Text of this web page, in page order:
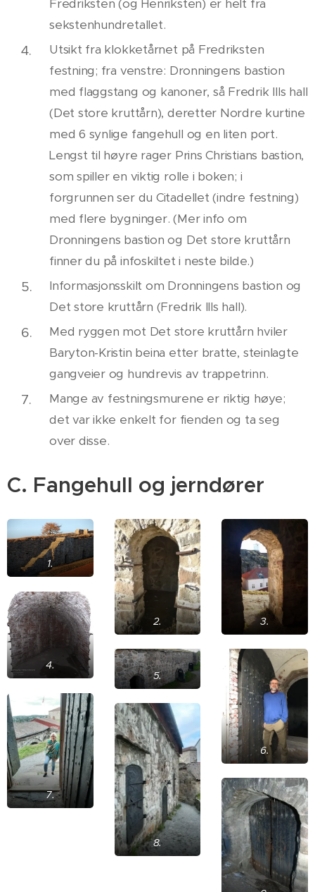
Fredriksten (og Henriksten) er helt fra
sekstenhundretallet.
Utsikt fra klokketårnet på Fredriksten
festning; fra venstre: Dronningens bastion
med flaggstang og kanoner, så Fredrik IIIs hall
(Det store kruttårn), deretter Nordre kurtine
med 6 synlige fangehull og en liten port.
Lengst til høyre rager Prins Christians bastion,
som spiller en viktig rolle i boken; i
forgrunnen ser du Citadellet (indre festning)
med flere bygninger. (Mer info om
Dronningens bastion og Det store kruttårn
finner du på infoskiltet i neste bilde.)
Informasjonsskilt om Dronningens bastion og
Det store kruttårn (Fredrik IIIs hall).
Med ryggen mot Det store kruttårn hviler
Baryton-Kristin beina etter bratte, steinlagte
gangveier og hundrevis av trappetrinn.
Mange av festningsmurene er riktig høye;
det var ikke enkelt for fienden og ta seg
over disse.
C. Fangehull og jerndører
1.
2. 3.
4.
5.
6.
7.
8.